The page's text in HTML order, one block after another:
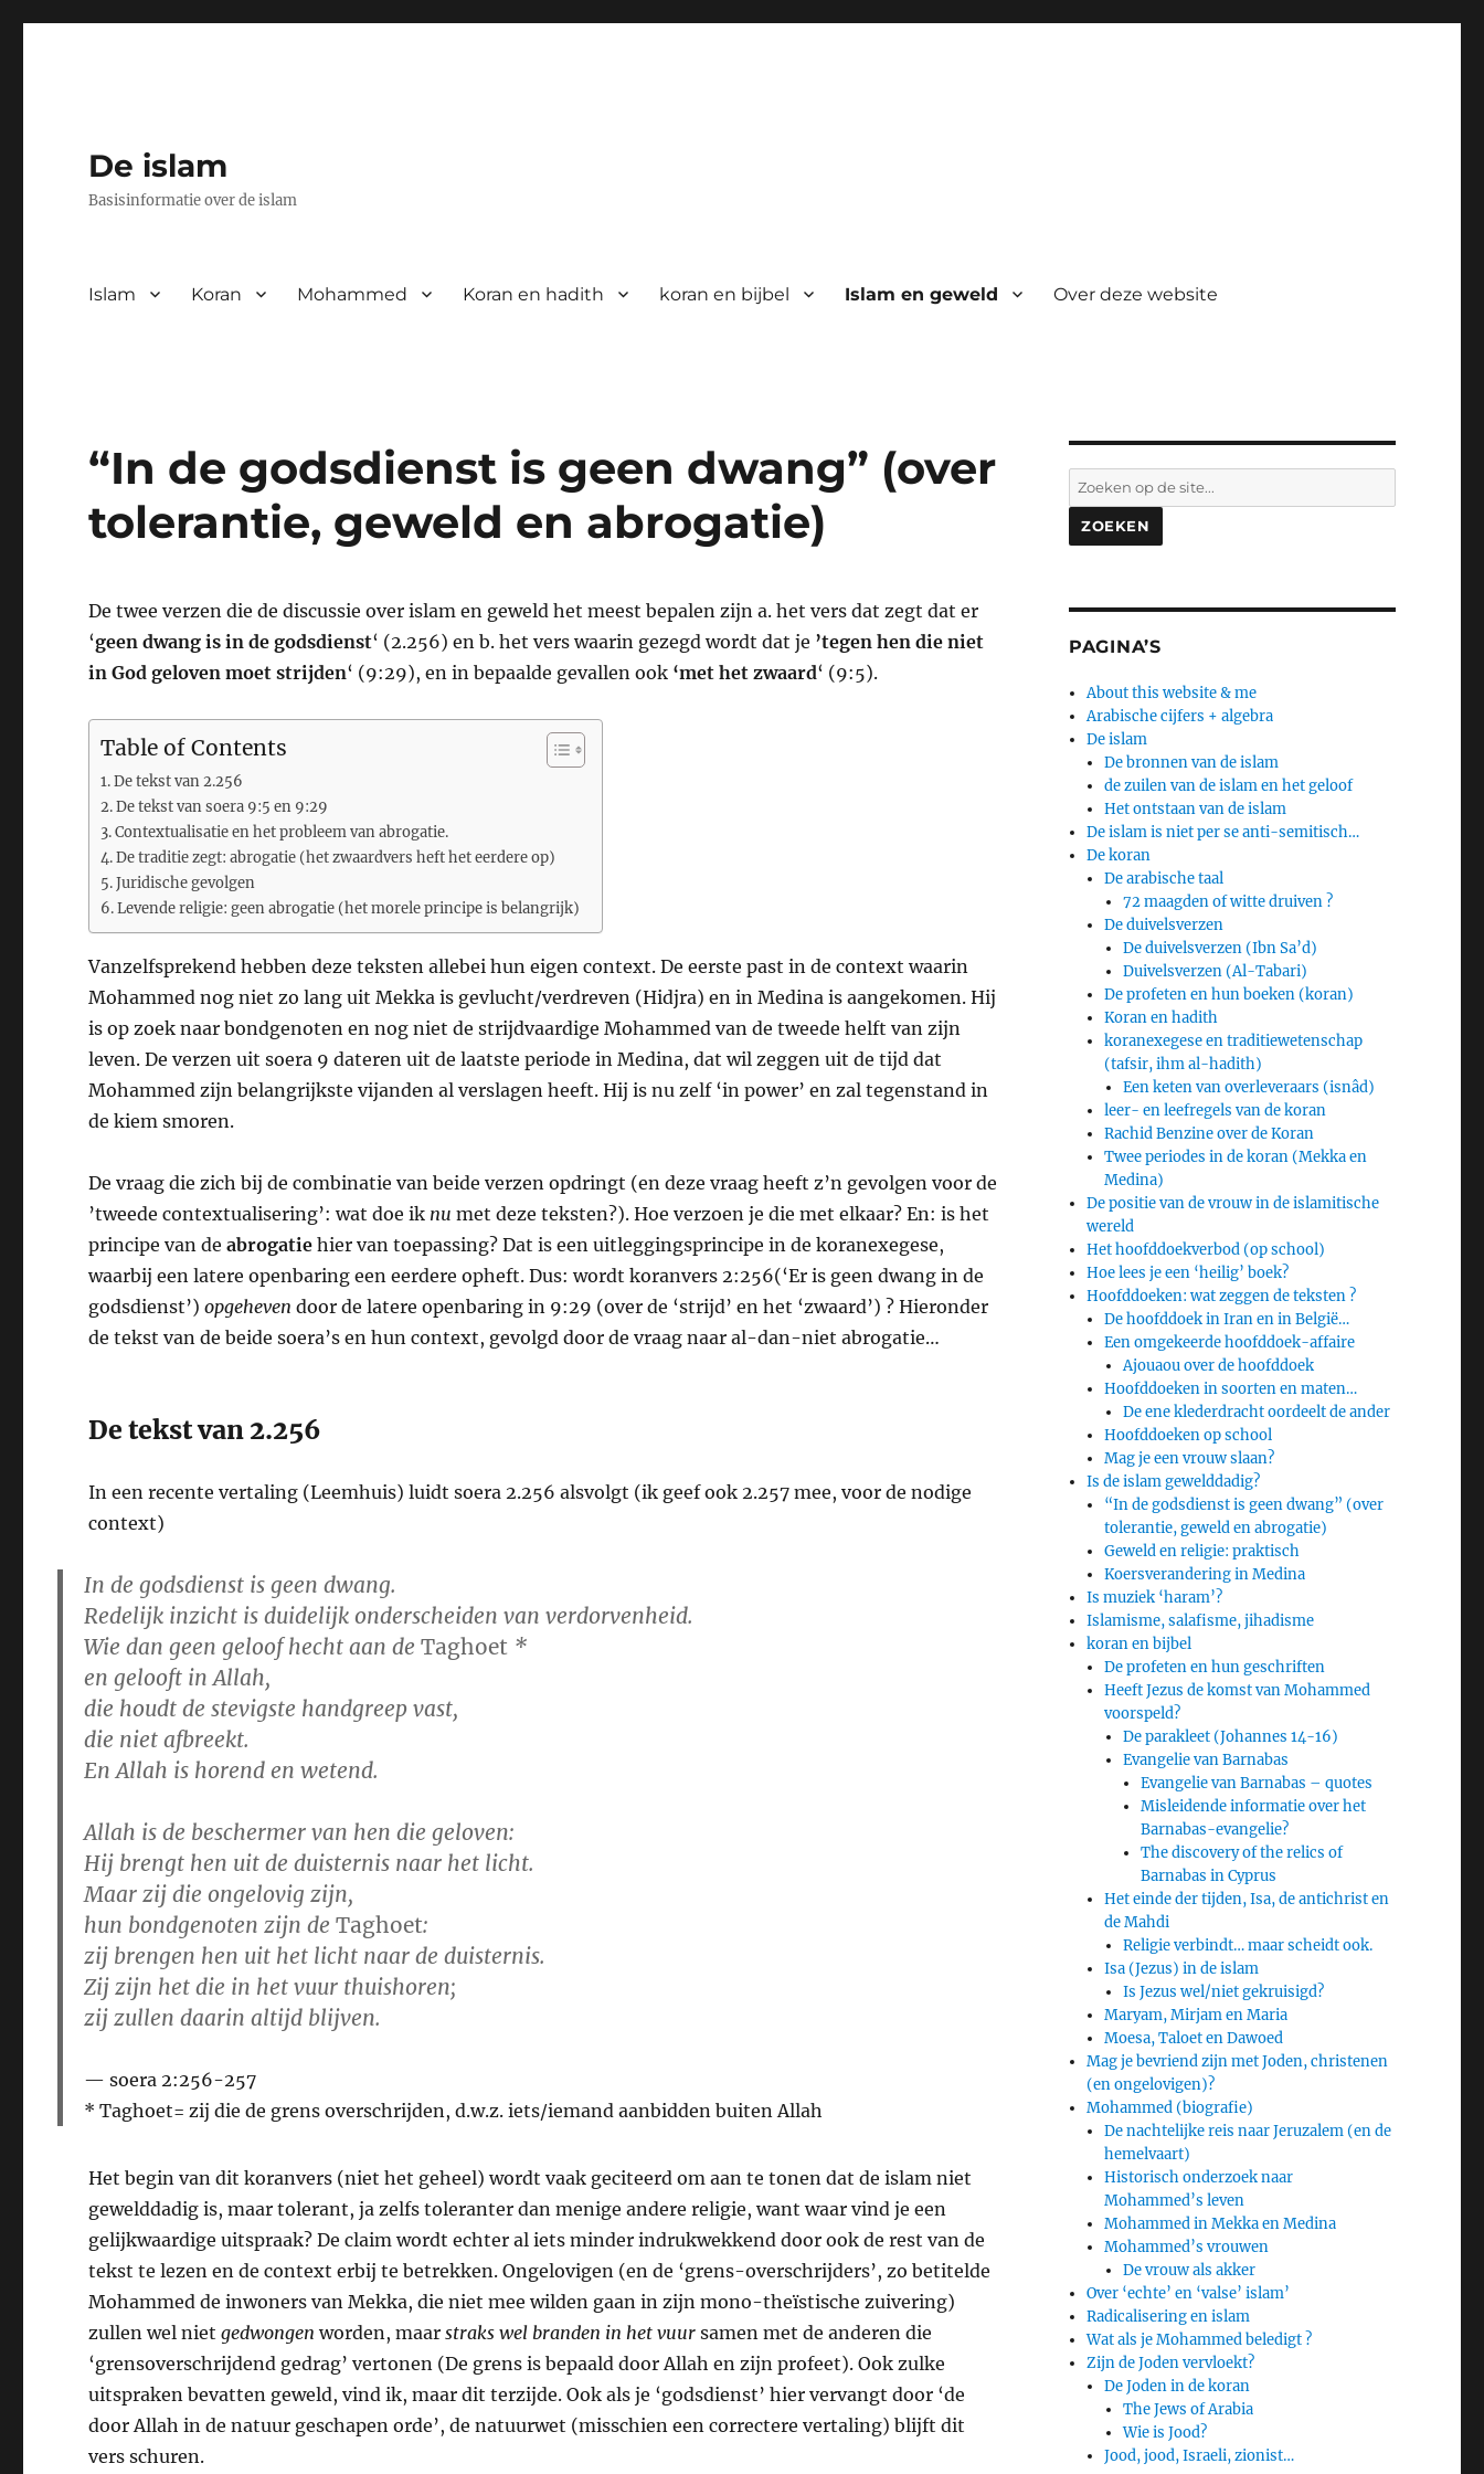
De islam
Basisinformatie over de islam
Islam Koran Mohammed Koran en hadith koran en bijbel Islam en geweld Over deze website
“In de godsdienst is geen dwang” (over
tolerantie, geweld en abrogatie)
De twee verzen die de discussie over islam en geweld het meest bepalen zijn a. het vers dat zegt dat er
‘geen dwang is in de godsdienst‘ (2.256) en b. het vers waarin gezegd wordt dat je ’tegen hen die niet
in God geloven moet strijden‘ (9:29), en in bepaalde gevallen ook ‘met het zwaard‘ (9:5).
Table of Contents
De tekst van 2.256
De tekst van soera 9:5 en 9:29
Contextualisatie en het probleem van abrogatie.
De traditie zegt: abrogatie (het zwaardvers heft het eerdere op)
Juridische gevolgen
Levende religie: geen abrogatie (het morele principe is belangrijk)
Vanzelfsprekend hebben deze teksten allebei hun eigen context. De eerste past in de context waarin
Mohammed nog niet zo lang uit Mekka is gevlucht/verdreven (Hidjra) en in Medina is aangekomen. Hij
is op zoek naar bondgenoten en nog niet de strijdvaardige Mohammed van de tweede helft van zijn
leven. De verzen uit soera 9 dateren uit de laatste periode in Medina, dat wil zeggen uit de tijd dat
Mohammed zijn belangrijkste vijanden al verslagen heeft. Hij is nu zelf ‘in power’ en zal tegenstand in
de kiem smoren.
De vraag die zich bij de combinatie van beide verzen opdringt (en deze vraag heeft z’n gevolgen voor de
’tweede contextualisering’: wat doe ik numet deze teksten?). Hoe verzoen je die met elkaar? En: is het
principe van deabrogatie hier van toepassing? Dat is een uitleggingsprincipe in de koranexegese,
waarbij een latere openbaring een eerdere opheft. Dus: wordt koranvers 2:256(‘Er is geen dwang in de
godsdienst’)opgehevendoor de latere openbaring in 9:29 (over de ‘strijd’ en het ‘zwaard’) ? Hieronder
de tekst van de beide soera’s en hun context, gevolgd door de vraag naar al-dan-niet abrogatie…
De tekst van 2.256
In een recente vertaling (Leemhuis) luidt soera 2.256 alsvolgt (ik geef ook 2.257 mee, voor de nodige
context)
In de godsdienst is geen dwang.
Redelijk inzicht is duidelijk onderscheiden van verdorvenheid.
Wie dan geen geloof hecht aan de Taghoet *
en gelooft in Allah,
die houdt de stevigste handgreep vast,
die niet afbreekt.
En Allah is horend en wetend.
Allah is de beschermer van hen die geloven:
Hij brengt hen uit de duisternis naar het licht.
Maar zij die ongelovig zijn,
hun bondgenoten zijn de Taghoet:
zij brengen hen uit het licht naar de duisternis.
Zij zijn het die in het vuur thuishoren;
zij zullen daarin altijd blijven.
soera 2:256-257
* Taghoet= zij die de grens overschrijden, d.w.z. iets/iemand aanbidden buiten Allah
Het begin van dit koranvers (niet het geheel) wordt vaak geciteerd om aan te tonen dat de islam niet
gewelddadig is, maar tolerant, ja zelfs toleranter dan menige andere religie, want waar vind je een
gelijkwaardige uitspraak? De claim wordt echter al iets minder indrukwekkend door ook de rest van de
tekst te lezen en de context erbij te betrekken. Ongelovigen (en de ‘grens-overschrijders’, zo betitelde
Mohammed de inwoners van Mekka, die niet mee wilden gaan in zijn mono-theïstische zuivering)
zullen wel nietgedwongenworden, maarstraks wel branden in het vuur samen met de anderen die
‘grensoverschrijdend gedrag’ vertonen (De grens is bepaald door Allah en zijn profeet). Ook zulke
uitspraken bevatten geweld, vind ik, maar dit terzijde. Ook als je ‘godsdienst’ hier vervangt door ‘de
door Allah in de natuur geschapen orde’, de natuurwet (misschien een correctere vertaling) blijft dit
vers schuren.
ZOEKEN
PAGINA’S
About this website & me
Arabische cijfers + algebra
De islam
De bronnen van de islam
de zuilen van de islam en het geloof
Het ontstaan van de islam
De islam is niet per se anti-semitisch…
De koran
De arabische taal
72 maagden of witte druiven ?
De duivelsverzen
De duivelsverzen (Ibn Sa’d)
Duivelsverzen (Al-Tabari)
De profeten en hun boeken (koran)
Koran en hadith
koranexegese en traditiewetenschap
(tafsir, ihm al-hadith)
Een keten van overleveraars (isnâd)
leer- en leefregels van de koran
Rachid Benzine over de Koran
Twee periodes in de koran (Mekka en
Medina)
De positie van de vrouw in de islamitische
wereld
Het hoofddoekverbod (op school)
Hoe lees je een ‘heilig’ boek?
Hoofddoeken: wat zeggen de teksten ?
De hoofddoek in Iran en in België…
Een omgekeerde hoofddoek-affaire
Ajouaou over de hoofddoek
Hoofddoeken in soorten en maten…
De ene klederdracht oordeelt de ander
Hoofddoeken op school
Mag je een vrouw slaan?
Is de islam gewelddadig?
“In de godsdienst is geen dwang” (over
tolerantie, geweld en abrogatie)
Geweld en religie: praktisch
Koersverandering in Medina
Is muziek ‘haram’?
Islamisme, salafisme, jihadisme
koran en bijbel
De profeten en hun geschriften
Heeft Jezus de komst van Mohammed
voorspeld?
De parakleet (Johannes 14-16)
Evangelie van Barnabas
Evangelie van Barnabas – quotes
Misleidende informatie over het
Barnabas-evangelie?
The discovery of the relics of
Barnabas in Cyprus
Het einde der tijden, Isa, de antichrist en
de Mahdi
Religie verbindt… maar scheidt ook.
Isa (Jezus) in de islam
Is Jezus wel/niet gekruisigd?
Maryam, Mirjam en Maria
Moesa, Taloet en Dawoed
Mag je bevriend zijn met Joden, christenen
(en ongelovigen)?
Mohammed (biografie)
De nachtelijke reis naar Jeruzalem (en de
hemelvaart)
Historisch onderzoek naar
Mohammed’s leven
Mohammed in Mekka en Medina
Mohammed’s vrouwen
De vrouw als akker
Over ‘echte’ en ‘valse’ islam’
Radicalisering en islam
Wat als je Mohammed beledigt ?
Zijn de Joden vervloekt?
De Joden in de koran
The Jews of Arabia
Wie is Jood?
Jood, jood, Israeli, zionist…